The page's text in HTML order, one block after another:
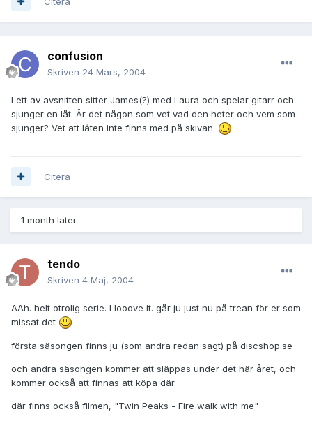
confusion
Skriven 24 Mars, 2004
I ett av avsnitten sitter James(?) med Laura och spelar gitarr och
sjunger en låt. Är det någon som vet vad den heter och vem som
sjunger? Vet att låten inte finns med på skivan.
Citera
1 month later...
tendo
Skriven 4 Maj, 2004
AAh. helt otrolig serie. I looove it. går ju just nu på trean för er som
missat det
första säsongen finns ju (som andra redan sagt) på discshop.se
och andra säsongen kommer att släppas under det här året, och
kommer också att finnas att köpa där.
där finns också filmen, "Twin Peaks - Fire walk with me"